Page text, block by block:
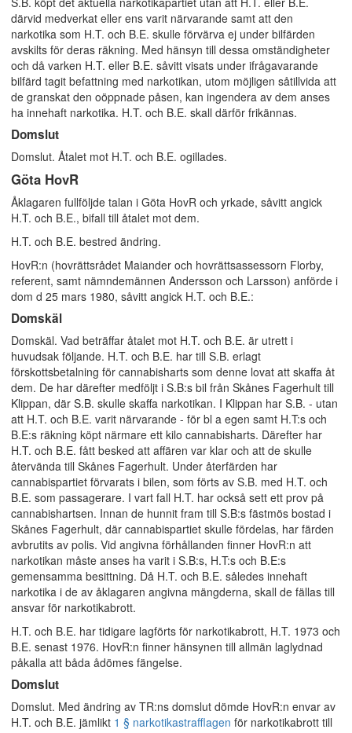
därvid medverkat eller ens varit närvarande samt att den
narkotika som H.T. och B.E. skulle förvärva ej under bilfärden
avskilts för deras räkning. Med hänsyn till dessa omständigheter
och då varken H.T. eller B.E. såvitt visats under ifrågavarande
bilfärd tagit befattning med narkotikan, utom möjligen såtillvida att
de granskat den oöppnade påsen, kan ingendera av dem anses
ha innehaft narkotika. H.T. och B.E. skall därför frikännas.
Domslut
Domslut. Åtalet mot H.T. och B.E. ogillades.
Göta HovR
Åklagaren fullföljde talan i Göta HovR och yrkade, såvitt angick
H.T. och B.E., bifall till åtalet mot dem.
H.T. och B.E. bestred ändring.
HovR:n (hovrättsrådet Maiander och hovrättsassessorn Florby,
referent, samt nämndemännen Andersson och Larsson) anförde i
dom d 25 mars 1980, såvitt angick H.T. och B.E.:
Domskäl
Domskäl. Vad beträffar åtalet mot H.T. och B.E. är utrett i
huvudsak följande. H.T. och B.E. har till S.B. erlagt
förskottsbetalning för cannabisharts som denne lovat att skaffa åt
dem. De har därefter medföljt i S.B:s bil från Skånes Fagerhult till
Klippan, där S.B. skulle skaffa narkotikan. I Klippan har S.B. - utan
att H.T. och B.E. varit närvarande - för bl a egen samt H.T:s och
B.E:s räkning köpt närmare ett kilo cannabisharts. Därefter har
H.T. och B.E. fått besked att affären var klar och att de skulle
återvända till Skånes Fagerhult. Under återfärden har
cannabispartiet förvarats i bilen, som förts av S.B. med H.T. och
B.E. som passagerare. I vart fall H.T. har också sett ett prov på
cannabishartsen. Innan de hunnit fram till S.B:s fästmös bostad i
Skånes Fagerhult, där cannabispartiet skulle fördelas, har färden
avbrutits av polis. Vid angivna förhållanden finner HovR:n att
narkotikan måste anses ha varit i S.B:s, H.T:s och B.E:s
gemensamma besittning. Då H.T. och B.E. således innehaft
narkotika i de av åklagaren angivna mängderna, skall de fällas till
ansvar för narkotikabrott.
H.T. och B.E. har tidigare lagförts för narkotikabrott, H.T. 1973 och
B.E. senast 1976. HovR:n finner hänsynen till allmän laglydnad
påkalla att båda ådömes fängelse.
Domslut
Domslut. Med ändring av TR:ns domslut dömde HovR:n envar av
H.T. och B.E. jämlikt 1 § narkotikastrafflagen för narkotikabrott till